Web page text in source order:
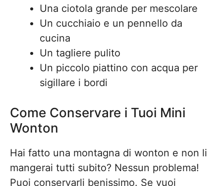
Una ciotola grande per mescolare
Un cucchiaio e un pennello da
cucina
Un tagliere pulito
Un piccolo piattino con acqua per
sigillare i bordi
Come Conservare i Tuoi Mini
Wonton
Hai fatto una montagna di wonton e non li
mangerai tutti subito? Nessun problema!
Puoi conservarli benissimo. Se vuoi